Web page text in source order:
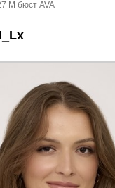
M бюст AVA